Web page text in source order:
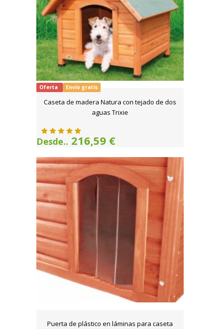
Oferta Envío gratis
Caseta de madera Natura con tejado de dos
aguas Trixie
Desde.. 216,59 €
Puerta de plástico en láminas para caseta